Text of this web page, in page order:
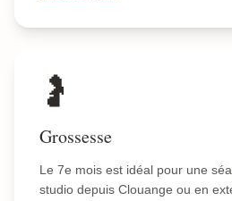
🤰
Grossesse
Le 7e mois est idéal pour une
studio depuis Clouange ou en